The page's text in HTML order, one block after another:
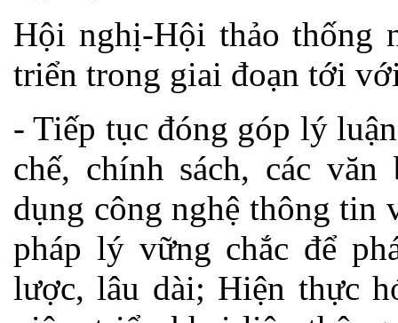
Hội nghị-Hội thảo thống
triển trong giai đoạn tới
- Tiếp tục đóng góp lý
chế, chính sách, các
dụng công nghệ thông tin
pháp lý vững chắc để
lược, lâu dài; Hiện thực